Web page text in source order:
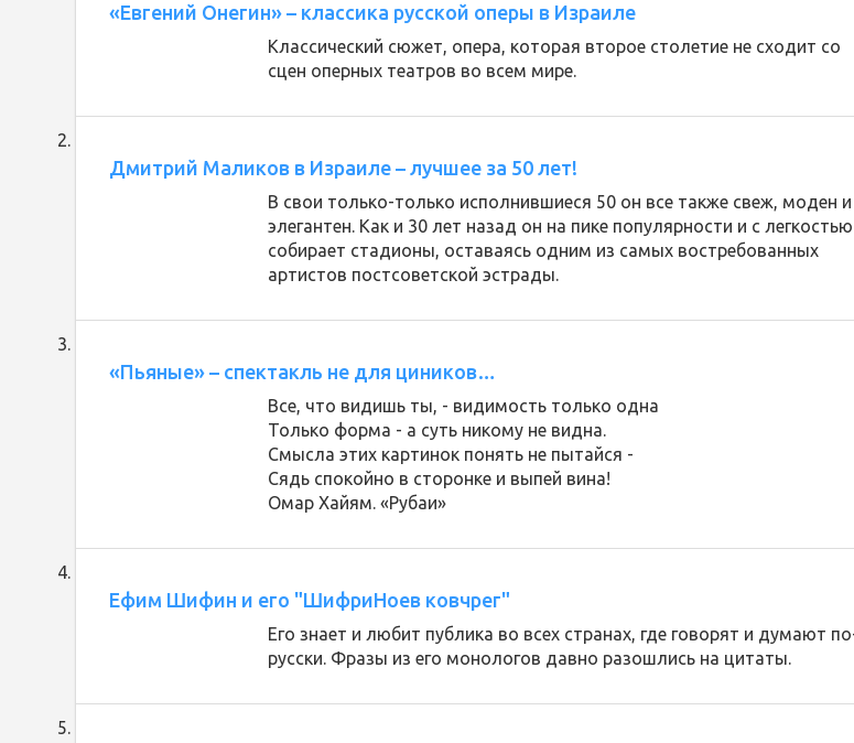
«Евгений Онегин» – классика русской оперы в Израиле
Классический сюжет, опера, которая второе столетие не сходит со
сцен оперных театров во всем мире.
Дмитрий Маликов в Израиле – лучшее за 50 лет!
В свои только-только исполнившиеся 50 он все также свеж, моден и
элегантен. Как и 30 лет назад он на пике популярности и с легкостью
собирает стадионы, оставаясь одним из самых востребованных
артистов постсоветской эстрады.
«Пьяные» – спектакль не для циников…
Все, что видишь ты, - видимость только одна
Только форма - а суть никому не видна.
Смысла этих картинок понять не пытайся -
Сядь спокойно в сторонке и выпей вина!
Омар Хайям. «Рубаи»
Ефим Шифин и его "ШифриНоев ковчрег"
Его знает и любит публика во всех странах, где говорят и думают
русски. Фразы из его монологов давно разошлись на цитаты.